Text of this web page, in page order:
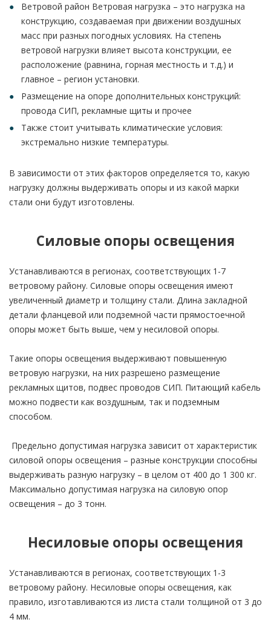
Ветровой район Ветровая нагрузка – это нагрузка на
конструкцию, создаваемая при движении воздушных
масс при разных погодных условиях. На степень
ветровой нагрузки влияет высота конструкции, ее
расположение (равнина, горная местность и т.д.) и
главное – регион установки.
Размещение на опоре дополнительных конструкций:
провода СИП, рекламные щиты и прочее
Также стоит учитывать климатические условия:
экстремально низкие температуры.
В зависимости от этих факторов определяется то, какую
нагрузку должны выдерживать опоры и из какой марки
стали они будут изготовлены.
Силовые опоры освещения
Устанавливаются в регионах, соответствующих 1-7
ветровому району. Силовые опоры освещения имеют
увеличенный диаметр и толщину стали. Длина закладной
детали фланцевой или подземной части прямостоечной
опоры может быть выше, чем у несиловой опоры.
Такие опоры освещения выдерживают повышенную
ветровую нагрузки, на них разрешено размещение
рекламных щитов, подвес проводов СИП. Питающий кабель
можно подвести как воздушным, так и подземным
способом.
Предельно допустимая нагрузка зависит от характеристик
силовой опоры освещения – разные конструкции способны
выдерживать разную нагрузку – в целом от 400 до 1 300 кг.
Максимально допустимая нагрузка на силовую опор
освещения – до 3 тонн.
Несиловые опоры освещения
Устанавливаются в регионах, соответствующих 1-3
ветровому району. Несиловые опоры освещения, как
правило, изготавливаются из листа стали толщиной от 3 до
4 мм.